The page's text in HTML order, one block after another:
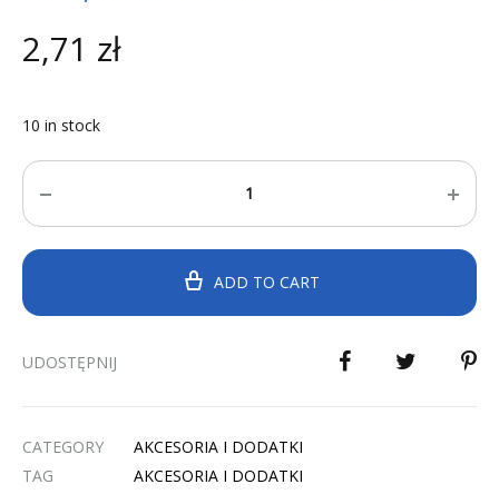
2,71 zł
10 in stock
Quantity
ADD TO CART
UDOSTĘPNIJ
CATEGORY
AKCESORIA I DODATKI
TAG
AKCESORIA I DODATKI